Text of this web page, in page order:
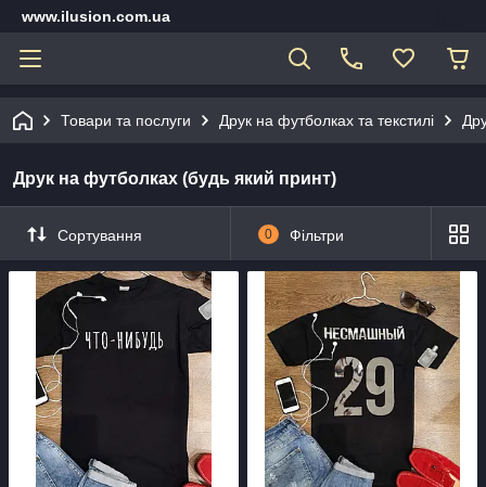
www.ilusion.com.ua
Товари та послуги Друк на футболках та текстилі
Друк на футболках (будь який принт)
Сортування 0 Фільтри